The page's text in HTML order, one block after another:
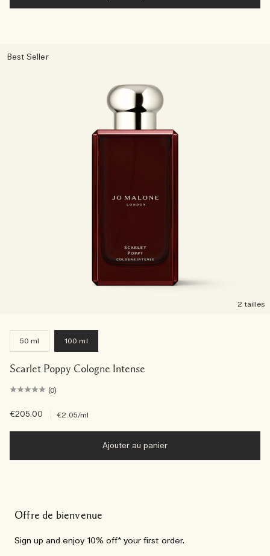
Best Seller
2 tailles
50 ml 100 ml
Scarlet Poppy Cologne Intense
(0)
€205.00 €2.05/ml
Ajouter au panier
Offre de bienvenue
Sign up and enjoy 10% off* your first order.